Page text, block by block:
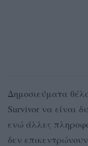
Δημοσιεύματα
Survivor να είναι
ενώ άλλες
δεν